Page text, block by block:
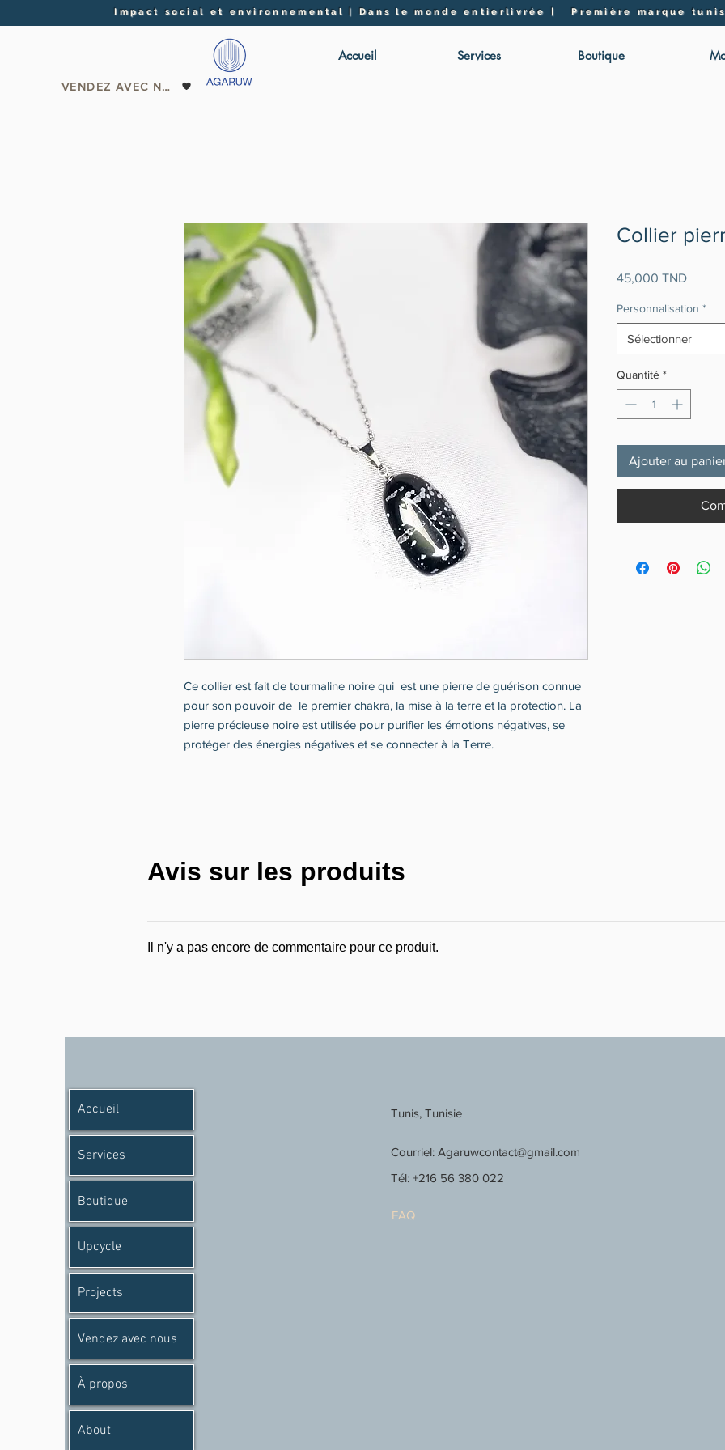
Impact social et environnemental | Dans le monde entierlivrée | Première marque
VENDEZ AVEC NOUS
Accueil Services Boutique
Ce collier est fait de tourmaline noire qui est une pierre de guérison connue
pour son pouvoir de le premier chakra, la mise à la terre et la protection. La
pierre précieuse noire est utilisée pour purifier les émotions négatives, se
protéger des énergies négatives et se connecter à la Terre.
Collier
45,000 TNDPrix
Personnalisation *
Sélectionner
Quantité *
Ajouter au
Avis sur les produits
Il n'y a pas encore de commentaire pour ce produit.
Accueil
Services
Boutique
Upcycle
Projects
Vendez avec nous
À propos
About
Tunis, Tunisie
Courriel: Agaruwcontact@gmail.com
Tél: +216 56 380 022
FAQ